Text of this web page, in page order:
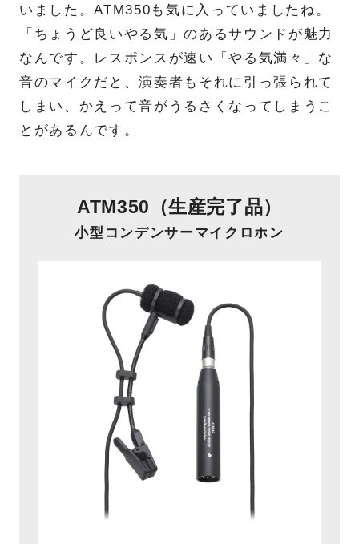
いました。ATM350も気に入っていましたね。
「ちょうど良いやる気」のあるサウンドが魅力
なんです。レスポンスが速い「やる気満々」な
音のマイクだと、演奏者もそれに引っ張られて
しまい、かえって音がうるさくなってしまうこ
とがあるんです。
ATM350（生産完了品）
小型コンデンサーマイクロホン